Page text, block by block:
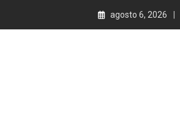
agosto 6, 2026